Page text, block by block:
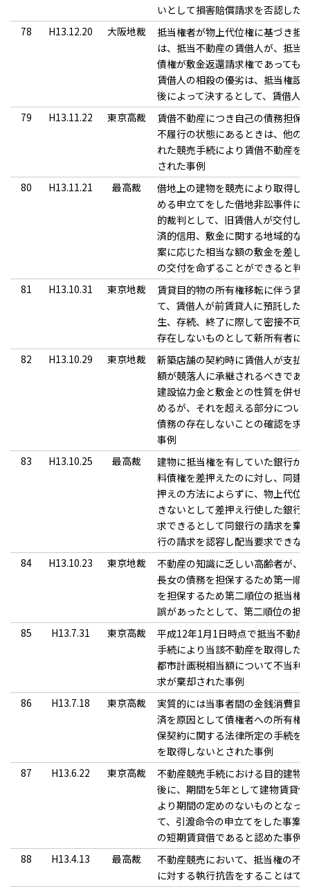
いとして損害賠償請求を否認した
78
H13.12.20 大阪地裁
抵当権者が物上代位権に基づき抵
は、抵当不動産の賃借人が、抵当
債権が敷金返還請求権であっても
賃借人の相殺の優劣は、抵当権設
後によって決するとして、賃借人
79
H13.11.22 東京高裁
賃借不動産につき自己の債務担保
不履行の状態にあるときは、他の
れた競売手続により賃借不動産を
された事例
80
H13.11.21 最高裁
借地上の建物を競売により取得し
める申立てをした借地非訟事件に
的裁判として、旧賃借人が交付し
済的信用、敷金に関する地域的な
案に応じた相当な額の敷金を差し
の交付を命ずることができると判
81
H13.10.31 東京地裁
賃貸目的物の所有権移転に伴う賃
て、賃借人が前賃貸人に預託した
生、存続、終了に際して密接不可
存在しないものとして新所有者に
82
H13.10.29 東京地裁
新築店舗の契約時に賃借人が支払
額が競落人に承継されるべきであ
建設協力金と敷金との性質を併せ
めるが、それを超える部分につい
債務の存在しないことの確認を求
事例
83
H13.10.25 最高裁
建物に抵当権を有していた銀行が
料債権を差押えたのに対し、同建
押えの方法によらずに、物上代位
きないとして差押え行使した銀行
求できるとして同銀行の請求を棄
行の請求を認容し配当要求できな
84
H13.10.23 東京地裁
不動産の知識に乏しい高齢者が、
長女の債務を担保するため第一順
を担保するため第二順位の抵当権
誤があったとして、第二順位の抵
85
H13.7.31 東京高裁
平成12年1月1日時点で抵当不動
手続により当該不動産を取得した
都市計画税相当額について不当利
求が棄却された事例
86
H13.7.18 東京高裁
実質的には当事者間の金銭消費貸
済を原因として債権者への所有権
保契約に関する法律所定の手続を
を取得しないとされた事例
87
H13.6.22 東京高裁
不動産競売手続における目的建物
後に、期間を5年として建物賃貸
より期間の定めのないものとなっ
て、引渡命令の申立てをした事案
の短期賃貸借であると認めた事例
88
H13.4.13 最高裁
不動産競売において、抵当権の不
に対する執行抗告をすることはで